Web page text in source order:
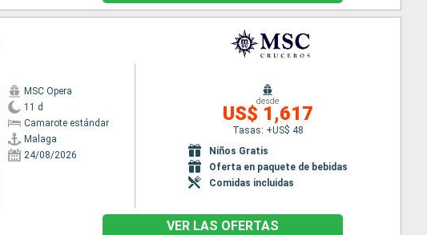
MSC Opera
11 d
Camarote estándar
Malaga
24/08/2026
desde
US$ 1,617
Tasas: +US$ 48
Niños Gratis
Oferta en paquete de bebidas
Comidas incluidas
VER LAS OFERTAS